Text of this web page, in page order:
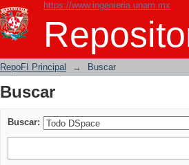
https://www.ingenieria.unam.mx
Buscar
RepoFI Principal → Buscar
Buscar
Buscar: